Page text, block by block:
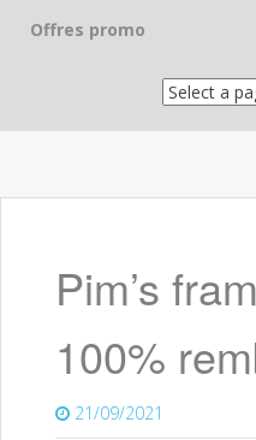
Offres promo
Pim’s
100%
21/09/2021